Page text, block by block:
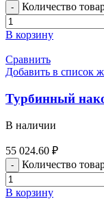
Количество
В корзину
Сравнить
Добавить в список
Турбинный
В наличии
55 024.60 ₽
Количество
В корзину